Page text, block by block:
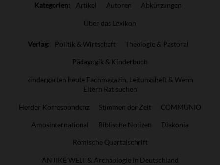
InfosKategorien: Artikel Autoren Abkürzungen
Über das Lexikon
Verlag: Politik & Wirtschaft Theologie & Pastoral
Pädagogik & Kinderbuch
kindergarten heute Fachmagazin, Leitungsheft & Wenn
Eltern Rat suchen
Herder Korrespondenz Stimmen der Zeit COMMUNIO
Amosinternational Biblische Notizen Diakonia
Römische Quartalschrift
ANTIKE WELT & Archäologie in Deutschland